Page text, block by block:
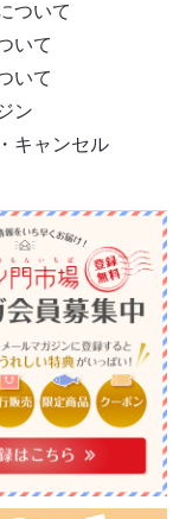
ついて
いて
いて
ン
キャンセル